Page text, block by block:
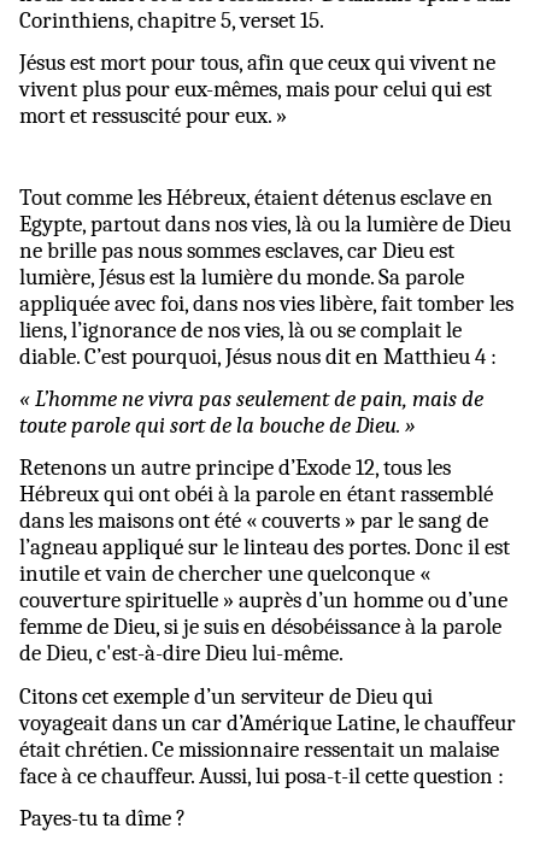
Corinthiens, chapitre 5, verset 15.
Jésus est mort pour tous, afin que ceux qui vivent ne
vivent plus pour eux-mêmes, mais pour celui qui est
mort et ressuscité pour eux. »
Tout comme les Hébreux, étaient détenus esclave en
Egypte, partout dans nos vies, là ou la lumière de Dieu
ne brille pas nous sommes esclaves, car Dieu est
lumière, Jésus est la lumière du monde. Sa parole
appliquée avec foi, dans nos vies libère, fait tomber les
liens, l’ignorance de nos vies, là ou se complait le
diable. C’est pourquoi, Jésus nous dit en Matthieu 4 :
« L’homme ne vivra passeulement de pain, mais de
toute parole qui sort de la bouche de Dieu. »
Retenons un autre principe d’Exode 12, tous les
Hébreux qui ont obéi à la parole en étant rassemblé
dans les maisons ont été « couverts » par le sang de
l’agneau appliqué sur le linteau des portes. Donc il est
inutile et vain de chercher une quelconque «
couverture spirituelle » auprès d’un homme ou d’une
femme de Dieu, si je suis en désobéissance à la parole
de Dieu, c'est-à-dire Dieu lui-même.
Citons cet exemple d’un serviteur de Dieu qui
voyageait dans un car d’Amérique Latine, le chauffeur
était chrétien. Ce missionnaire ressentait un malaise
face à ce chauffeur. Aussi, lui posa-t-il cette question :
Payes-tu ta dîme ?